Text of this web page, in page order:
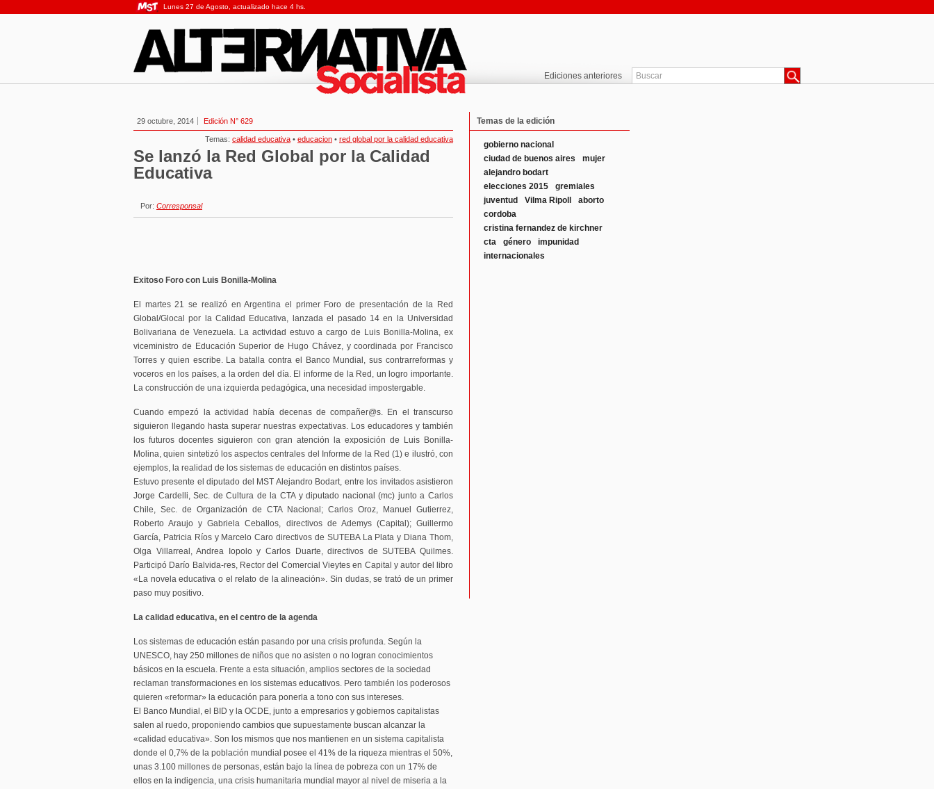
Lunes 27 de Agosto, actualizado hace 4 hs.
Ediciones anteriores
29 octubre, 2014 Edición N° 629
Temas: calidad educativa • educacion • red global por la calidad educativa
Se lanzó la Red Global por la Calidad
Educativa
Por: Corresponsal
Exitoso Foro con Luis Bonilla-Molina
El martes 21 se realizó en Argentina el primer Foro de presentación de la Red
Global/Glocal por la Calidad Educativa, lanzada el pasado 14 en la Universidad
Bolivariana de Venezuela. La actividad estuvo a cargo de Luis Bonilla-Molina, ex
viceministro de Educación Superior de Hugo Chávez, y coordinada por Francisco
Torres y quien escribe. La batalla contra el Banco Mundial, sus contrarreformas y
voceros en los países, a la orden del día. El informe de la Red, un logro importante.
La construcción de una izquierda pedagógica, una necesidad impostergable.
Cuando empezó la actividad había decenas de compañer@s. En el transcurso
siguieron llegando hasta superar nuestras expectativas. Los educadores y también
los futuros docentes siguieron con gran atención la exposición de Luis Bonilla-
Molina, quien sintetizó los aspectos centrales del Informe de la Red (1) e ilustró, con
ejemplos, la realidad de los sistemas de educación en distintos países.
Estuvo presente el diputado del MST Alejandro Bodart, entre los invitados asistieron
Jorge Cardelli, Sec. de Cultura de la CTA y diputado nacional (mc) junto a Carlos
Chile, Sec. de Organización de CTA Nacional; Carlos Oroz, Manuel Gutierrez,
Roberto Araujo y Gabriela Ceballos, directivos de Ademys (Capital); Guillermo
García, Patricia Ríos y Marcelo Caro directivos de SUTEBA La Plata y Diana Thom,
Olga Villarreal, Andrea Iopolo y Carlos Duarte, directivos de SUTEBA Quilmes.
Participó Darío Balvida-res, Rector del Comercial Vieytes en Capital y autor del libro
«La novela educativa o el relato de la alineación». Sin dudas, se trató de un primer
paso muy positivo.
La calidad educativa, en el centro de la agenda
Los sistemas de educación están pasando por una crisis profunda. Según la
UNESCO, hay 250 millones de niños que no asisten o no logran conocimientos
básicos en la escuela. Frente a esta situación, amplios sectores de la sociedad
reclaman transformaciones en los sistemas educativos. Pero también los poderosos
quieren «reformar» la educación para ponerla a tono con sus intereses.
El Banco Mundial, el BID y la OCDE, junto a empresarios y gobiernos capitalistas
salen al ruedo, proponiendo cambios que supuestamente buscan alcanzar la
«calidad educativa». Son los mismos que nos mantienen en un sistema capitalista
donde el 0,7% de la población mundial posee el 41% de la riqueza mientras el 50%,
unas 3.100 millones de personas, están bajo la línea de pobreza con un 17% de
ellos en la indigencia, una crisis humanitaria mundial mayor al nivel de miseria a la
Temas de la edición
gobierno nacional
ciudad de buenos aires
mujer
alejandro bodart
elecciones 2015
gremiales
juventud
Vilma Ripoll
aborto
cordoba
cristina fernandez de kirchner
cta
género
impunidad
internacionales